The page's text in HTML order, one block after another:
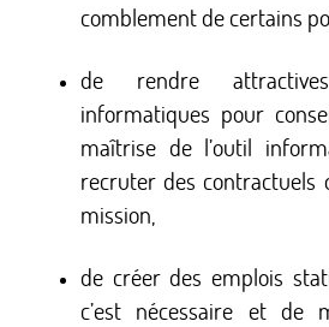
comblement de certains
de rendre
informatiques pour
maîtrise de l’outil
recruter des contractuels
mission,
de créer des emplois
c’est nécessaire et de